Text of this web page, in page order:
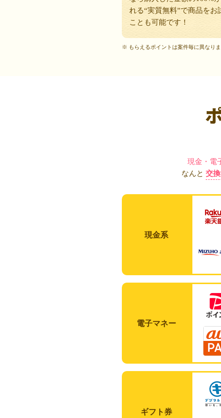
れる“実質無料”で商品をお
ことも可能です！
※ もらえるポイントは案件毎に異なり
現金・電
なんと 交
現金系
電子マネー
ギフト券